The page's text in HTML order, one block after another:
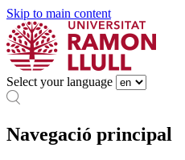
Skip to main content
Select your language
Navegació principal